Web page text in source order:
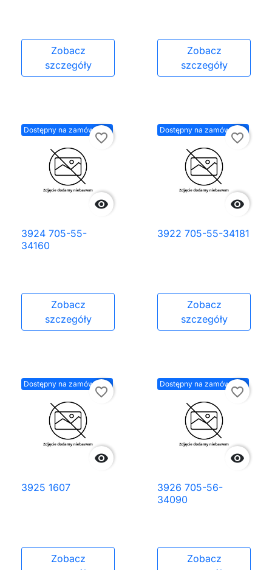
Zobacz
szczegóły
Zobacz
szczegóły
Dostępny na zamówienie

favorite_border
3924 705-55-
34160
Zobacz
szczegóły
Dostępny na zamówienie

favorite_border
3922 705-55-34181
Zobacz
szczegóły
Dostępny na zamówienie

favorite_border
3925 1607
Zobacz
Dostępny na zamówienie

favorite_border
3926 705-56-
34090
Zobacz